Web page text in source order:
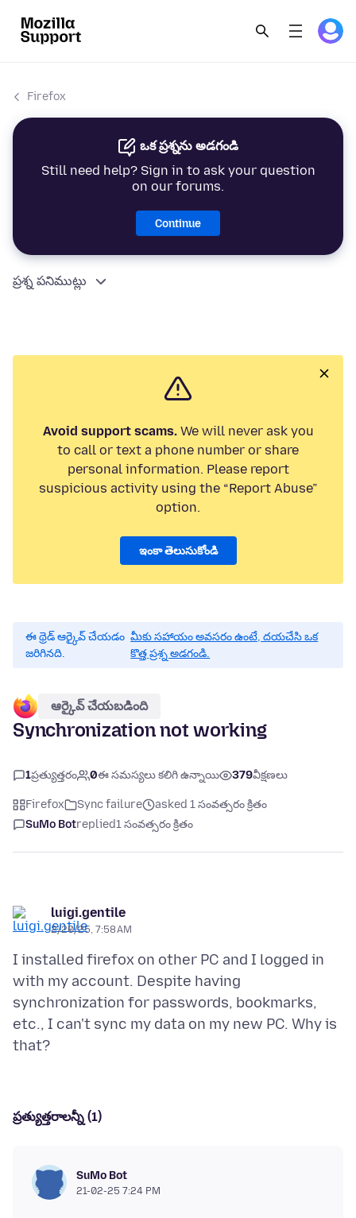
Firefox
ఒక ప్రశ్నను అడగండి
Still need help? Sign in to ask your question
on our forums.
Continue
ప్రశ్న పనిముట్లు
Avoid support scams.We will never ask you
to call or text a phone number or share
personal information. Please report
suspicious activity using the “Report Abuse”
option.
ఇంకా తెలుసుకోండి
ఈ థ్రెడ్ ఆర్కైవ్ చేయడం
జరిగినది.
మీకు సహాయం అవసరం ఉంటే, దయచేసి ఒక
కొత్త ప్రశ్న అడగండి.
ఆర్కైవ్ చేయబడింది
Synchronization not working
1ప్రత్యుత్తరం 0ఈ సమస్యలు కలిగి ఉన్నాయి 379వీక్షణలు
Firefox Sync failure
asked 1 సంవత్సరం క్రితం
SuMo Botreplied1 సంవత్సరం క్రితం
luigi.gentile
2/20/25, 7:58 AM
I installed firefox on other PC and I logged in
with my account. Despite having
synchronization for passwords, bookmarks,
etc., I can't sync my data on my new PC. Why is
ప్రత్యుత్తరాలన్నీ (1)
SuMo Bot
21-02-25 7:24 PM